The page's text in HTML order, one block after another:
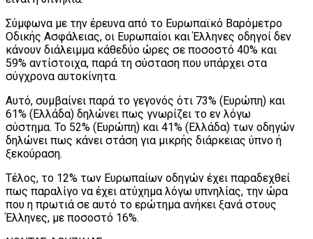
Σύμφωνα με την έρευνα από το Ευρωπαϊκό Βαρόμετρο
Οδικής Ασφάλειας, οι Ευρωπαίοι και Έλληνες οδηγοί δεν
κάνουν διάλειμμα κάθεδύο ώρες σε ποσοστό 40% και
59% αντίστοιχα, παρά τη σύσταση που υπάρχει στα
σύγχρονα αυτοκίνητα.
Αυτό, συμβαίνει παρά το γεγονός ότι 73% (Ευρώπη) και
61% (Ελλάδα) δηλώνει πως γνωρίζει το εν λόγω
σύστημα. Το 52% (Ευρώπη) και 41% (Ελλάδα) των οδηγών
δηλώνει πως κάνει στάση για μικρής διάρκειας ύπνο ή
ξεκούραση.
Τέλος, το 12% των Ευρωπαίων οδηγών έχει παραδεχθεί
πως παραλίγο να έχει ατύχημα λόγω υπνηλίας, την ώρα
που η πρωτιά σε αυτό το ερώτημα ανήκει ξανά στους
Έλληνες, με ποσοστό 16%.